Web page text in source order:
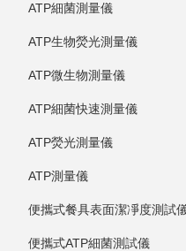
ATP細菌測量儀
ATP生物熒光測量儀
ATP微生物測量儀
ATP細菌快速測量儀
ATP熒光測量儀
ATP測量儀
便攜式餐具表面潔凈度測試
便攜式ATP細菌測試儀